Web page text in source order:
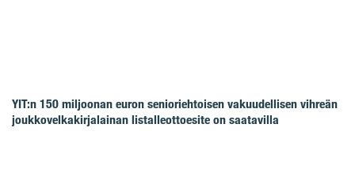
YIT:n 150 miljoonan euron senioriehtoisen vakuudellisen vihreän
joukkovelkakirjalainan listalleottoesite on saatavilla